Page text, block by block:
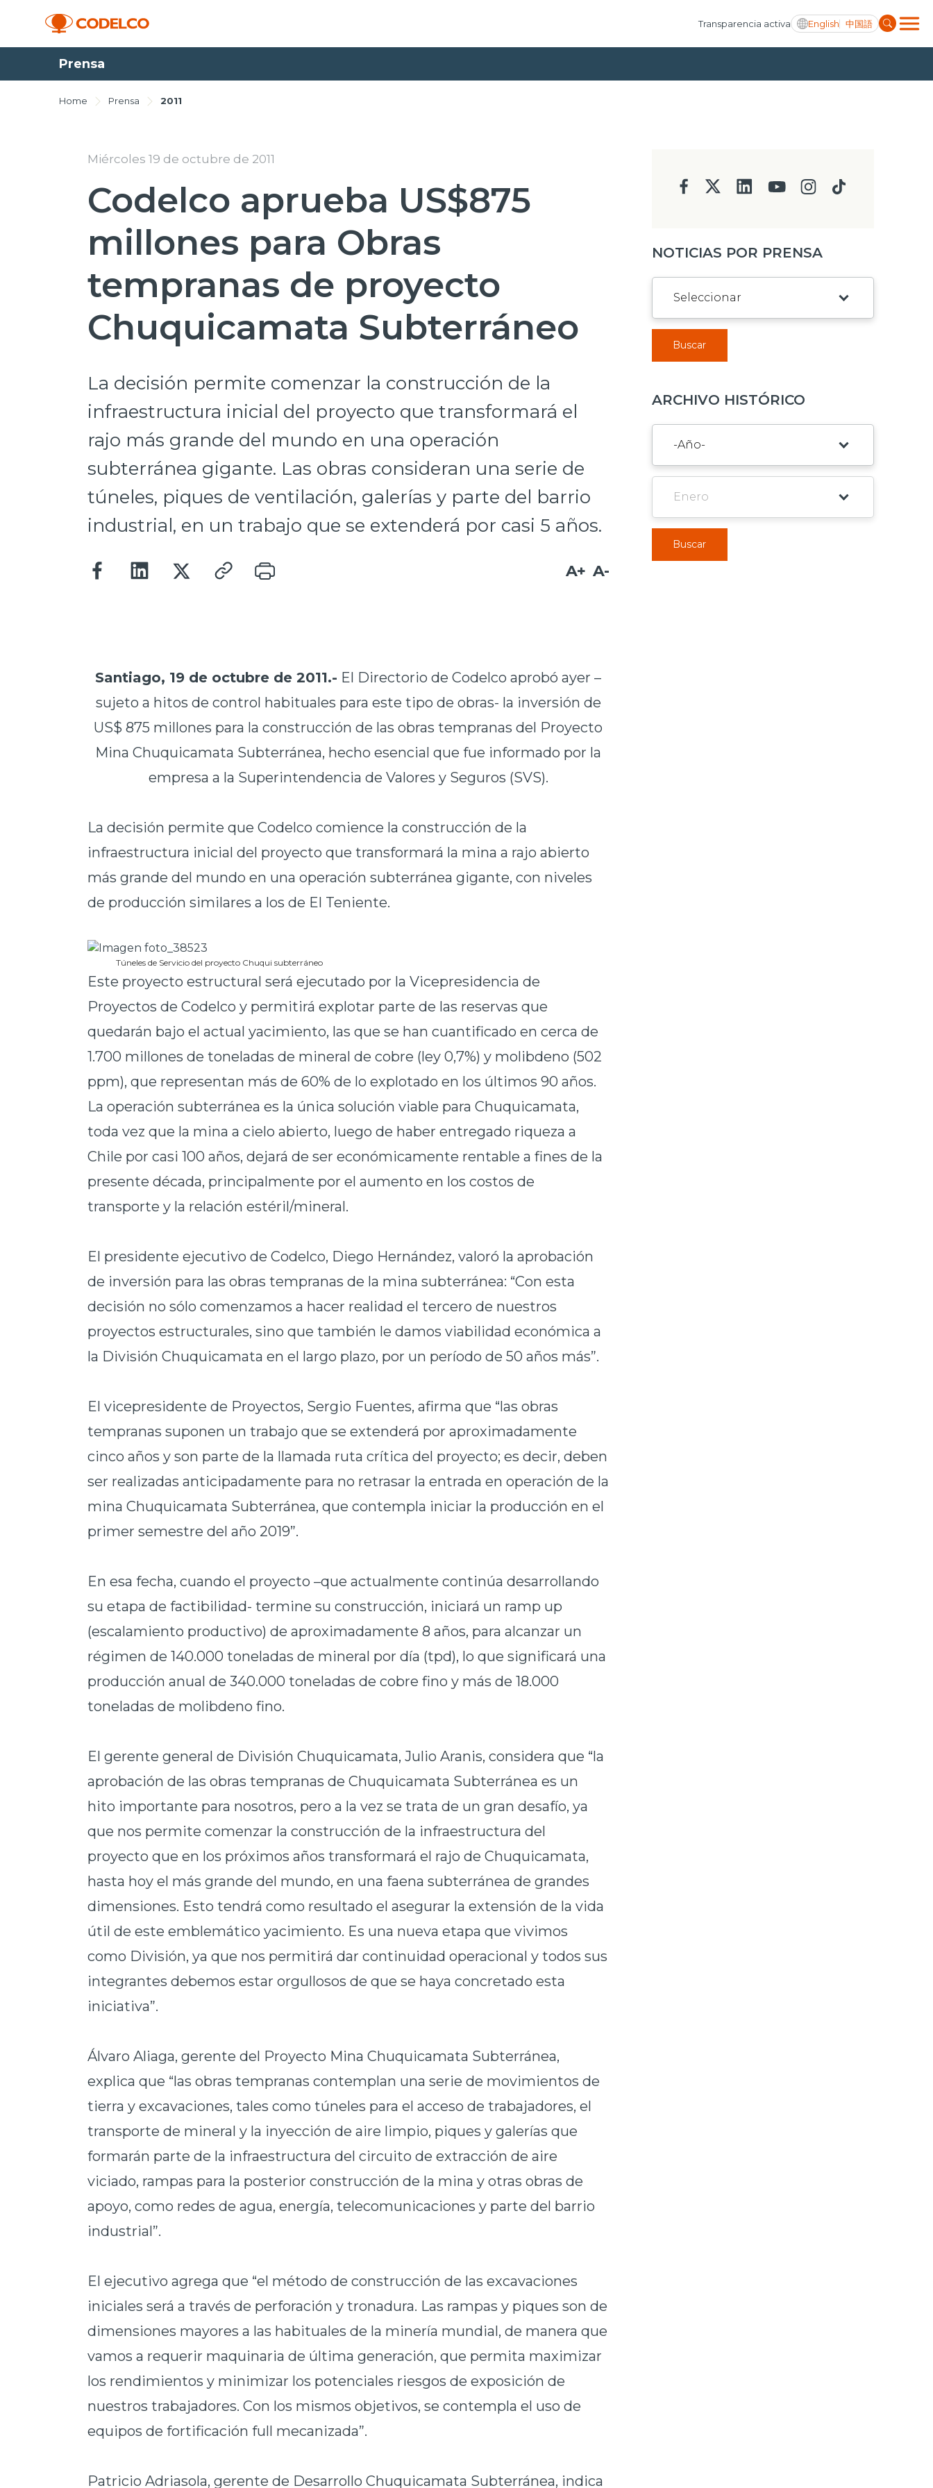
Transparencia activa English 中国語
Prensa
Home Prensa 2011
Miércoles 19 de octubre de 2011
Codelco aprueba US$875
millones para Obras
tempranas de proyecto
Chuquicamata Subterráneo
La decisión permite comenzar la construcción de la
infraestructura inicial del proyecto que transformará el
rajo más grande del mundo en una operación
subterránea gigante. Las obras consideran una serie de
túneles, piques de ventilación, galerías y parte del barrio
industrial, en un trabajo que se extenderá por casi 5 años.
A+ A-
Santiago, 19 de octubre de 2011.- El Directorio de Codelco aprobó ayer –
sujeto a hitos de control habituales para este tipo de obras- la inversión de
US$ 875 millones para la construcción de las obras tempranas del Proyecto
Mina Chuquicamata Subterránea, hecho esencial que fue informado por la
empresa a la Superintendencia de Valores y Seguros (SVS).
La decisión permite que Codelco comience la construcción de la
infraestructura inicial del proyecto que transformará la mina a rajo abierto
más grande del mundo en una operación subterránea gigante, con niveles
de producción similares a los de El Teniente.
Túneles de Servicio del proyecto Chuqui subterráneo
Este proyecto estructural será ejecutado por la Vicepresidencia de
Proyectos de Codelco y permitirá explotar parte de las reservas que
quedarán bajo el actual yacimiento, las que se han cuantificado en cerca de
1.700 millones de toneladas de mineral de cobre (ley 0,7%) y molibdeno (502
ppm), que representan más de 60% de lo explotado en los últimos 90 años.
La operación subterránea es la única solución viable para Chuquicamata,
toda vez que la mina a cielo abierto, luego de haber entregado riqueza a
Chile por casi 100 años, dejará de ser económicamente rentable a fines de la
presente década, principalmente por el aumento en los costos de
transporte y la relación estéril/mineral.
El presidente ejecutivo de Codelco, Diego Hernández, valoró la aprobación
de inversión para las obras tempranas de la mina subterránea: “Con esta
decisión no sólo comenzamos a hacer realidad el tercero de nuestros
proyectos estructurales, sino que también le damos viabilidad económica a
la División Chuquicamata en el largo plazo, por un período de 50 años más”.
El vicepresidente de Proyectos, Sergio Fuentes, afirma que “las obras
tempranas suponen un trabajo que se extenderá por aproximadamente
cinco años y son parte de la llamada ruta crítica del proyecto; es decir, deben
ser realizadas anticipadamente para no retrasar la entrada en operación de la
mina Chuquicamata Subterránea, que contempla iniciar la producción en el
primer semestre del año 2019”.
En esa fecha, cuando el proyecto –que actualmente continúa desarrollando
su etapa de factibilidad- termine su construcción, iniciará un ramp up
(escalamiento productivo) de aproximadamente 8 años, para alcanzar un
régimen de 140.000 toneladas de mineral por día (tpd), lo que significará una
producción anual de 340.000 toneladas de cobre fino y más de 18.000
toneladas de molibdeno fino.
El gerente general de División Chuquicamata, Julio Aranis, considera que “la
aprobación de las obras tempranas de Chuquicamata Subterránea es un
hito importante para nosotros, pero a la vez se trata de un gran desafío, ya
que nos permite comenzar la construcción de la infraestructura del
proyecto que en los próximos años transformará el rajo de Chuquicamata,
hasta hoy el más grande del mundo, en una faena subterránea de grandes
dimensiones. Esto tendrá como resultado el asegurar la extensión de la vida
útil de este emblemático yacimiento. Es una nueva etapa que vivimos
como División, ya que nos permitirá dar continuidad operacional y todos sus
integrantes debemos estar orgullosos de que se haya concretado esta
iniciativa”.
Álvaro Aliaga, gerente del Proyecto Mina Chuquicamata Subterránea,
explica que “las obras tempranas contemplan una serie de movimientos de
tierra y excavaciones, tales como túneles para el acceso de trabajadores, el
transporte de mineral y la inyección de aire limpio, piques y galerías que
formarán parte de la infraestructura del circuito de extracción de aire
viciado, rampas para la posterior construcción de la mina y otras obras de
apoyo, como redes de agua, energía, telecomunicaciones y parte del barrio
industrial”.
El ejecutivo agrega que “el método de construcción de las excavaciones
iniciales será a través de perforación y tronadura. Las rampas y piques son de
dimensiones mayores a las habituales de la minería mundial, de manera que
vamos a requerir maquinaria de última generación, que permita maximizar
los rendimientos y minimizar los potenciales riesgos de exposición de
nuestros trabajadores. Con los mismos objetivos, se contempla el uso de
equipos de fortificación full mecanizada”.
Patricio Adriasola, gerente de Desarrollo Chuquicamata Subterránea, indica
NOTICIAS POR PRENSA
Buscar
ARCHIVO HISTÓRICO
Buscar